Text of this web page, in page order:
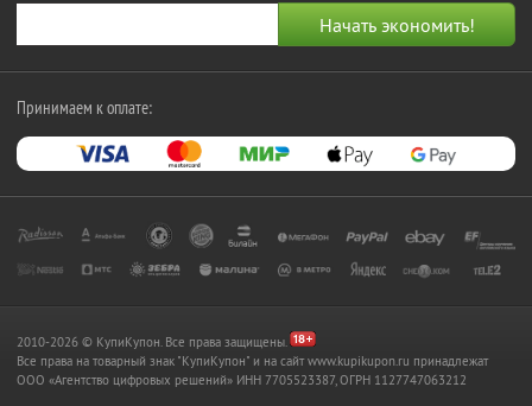
Принимаем к оплате:
2010-2026 © КупиКупон. Все права защищены.
Все права на товарный знак "КупиКупон" и на сайт www.kupikupon.ru принадлежат
OOO «Агентство цифровых решений» ИНН 7705523387, ОГРН 1127747063212